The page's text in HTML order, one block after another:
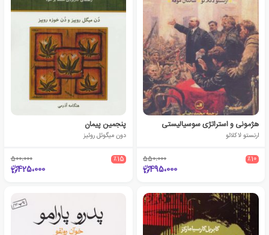
هژمونی و استراتژی سوسیالیستی
ارنستو لاکلائو
٪10 550،000
495،000
پنجمین پیمان
دون میگوئل روئیز
٪15 500،000
425،000